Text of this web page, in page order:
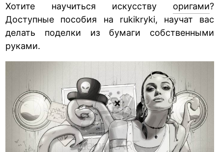
Хотите научиться искусству оригами?
Доступные пособия на rukikryki, научат вас
делать поделки из бумаги собственными
руками.